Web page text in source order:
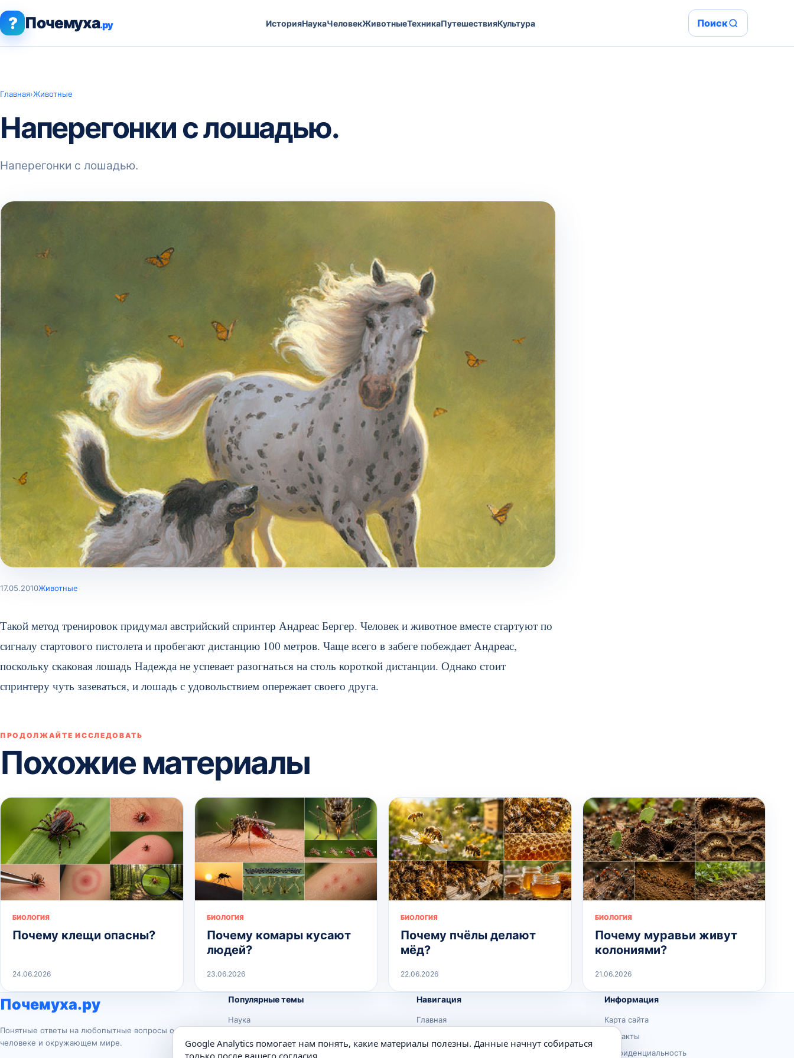
? Почемуха.ру ИсторияНаукаЧеловекЖивотныеТехникаПутешествияКультура Поиск
Главная›Животные
Наперегонки с лошадью.
Наперегонки с лошадью.
17.05.2010Животные
Такой метод тренировок придумал австрийский спринтер Андреас Бергер. Человек и животное вместе стартуют по
сигналу стартового пистолета и пробегают дистанцию 100 метров. Чаще всего в забеге побеждает Андреас,
поскольку скаковая лошадь Надежда не успевает разогнаться на столь короткой дистанции. Однако стоит
спринтеру чуть зазеваться, и лошадь с удовольствием опережает своего друга.
ПРОДОЛЖАЙТЕ ИССЛЕДОВАТЬ
Похожие материалы
БИОЛОГИЯ
Почему клещи опасны?
24.06.2026
БИОЛОГИЯ
Почему комары кусают
людей?
23.06.2026
БИОЛОГИЯ
Почему пчёлы делают
мёд?
22.06.2026
БИОЛОГИЯ
Почему муравьи живут
колониями?
21.06.2026
Почемуха.ру
Понятные ответы на любопытные вопросы о
человеке и окружающем мире.
Популярные темы
Наука
Животные
Навигация
Главная
Информация
Карта сайта
Контакты
Конфиденциальность
Google Analytics помогает нам понять, какие материалы полезны. Данные начнут собираться
только после вашего согласия.